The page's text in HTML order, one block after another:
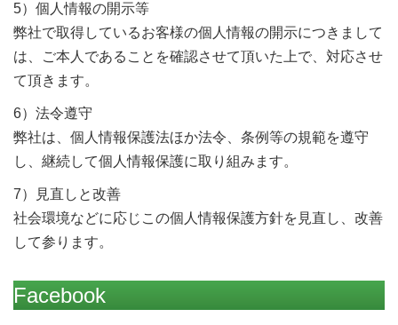
5）個人情報の開示等
弊社で取得しているお客様の個人情報の開示につきまして
は、ご本人であることを確認させて頂いた上で、対応させ
て頂きます。
6）法令遵守
弊社は、個人情報保護法ほか法令、条例等の規範を遵守
し、継続して個人情報保護に取り組みます。
7）見直しと改善
社会環境などに応じこの個人情報保護方針を見直し、改善
して参ります。
Facebook